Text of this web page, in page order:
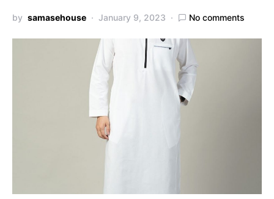
by samasehouse January 9, 2023 No comments